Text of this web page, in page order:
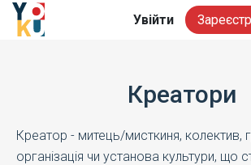
Увійти
Креатори
Креатор - митець/мисткиня, колектив,
організація чи установа культури, що